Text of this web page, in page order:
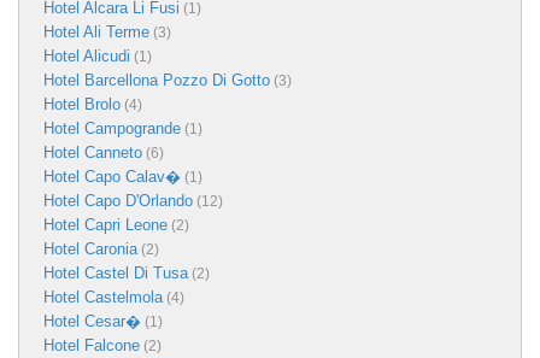
Hotel Alcara Li Fusi (1)
Hotel Ali Terme (3)
Hotel Alicudi (1)
Hotel Barcellona Pozzo Di Gotto (3)
Hotel Brolo (4)
Hotel Campogrande (1)
Hotel Canneto (6)
Hotel Capo Calav� (1)
Hotel Capo D'Orlando (12)
Hotel Capri Leone (2)
Hotel Caronia(2)
Hotel Castel Di Tusa(2)
Hotel Castelmola(4)
Hotel Cesar� (1)
Hotel Falcone (2)